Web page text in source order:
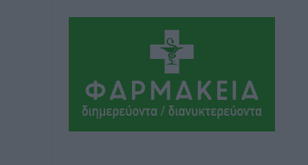
Πρωταθλήματος Κ20 στα σωματεία
πριν 2 ώρες
Ευρωπαϊκό Πρωτάθλημα Στίβου: Πότε
αγωνίζονται η Μαγκούλια, η
Σπανουδάκη και ο Κριτούλης